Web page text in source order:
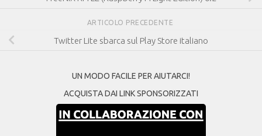
ARTICOLO PRECEDENTE
Twitter Lite sbarca sul Play Store italiano
UN MODO FACILE PER AIUTARCI!
ACQUISTA DAI LINK SPONSORIZZATI